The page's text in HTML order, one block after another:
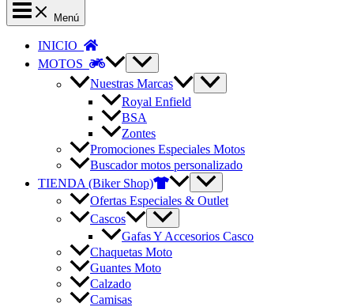
Menú
INICIO
MOTOS
Nuestras Marcas
Royal Enfield
BSA
Zontes
Promociones Especiales Motos
Buscador motos personalizado
TIENDA (Biker Shop)
Ofertas Especiales & Outlet
Cascos
Gafas Y Accesorios Casco
Chaquetas Moto
Guantes Moto
Calzado
Camisas